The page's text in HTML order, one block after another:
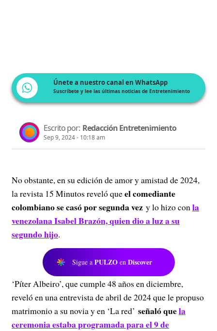
Únete a nuestro canal en WhatsApp
Suscríbete y lee las últimas noticias de Entretenimiento
Escrito por: Redacción Entretenimiento
Sep 9, 2024 - 10:18 am
No obstante, en su edición de amor y amistad de 2024,
la revista 15 Minutos reveló queel comediante
colombiano se casó por segunda vez y lo hizo conla
venezolana Isabel Brazón, quien dio a luz a su
segundo hijo.
Sigue a PULZO en Discover
‘Píter Albeiro’, que cumple 48 años en diciembre,
reveló en una entrevista de abril de 2024 que le propuso
matrimonio a su novia y en ‘La red’ señaló quela
ceremonia estaba programada para el 9 de